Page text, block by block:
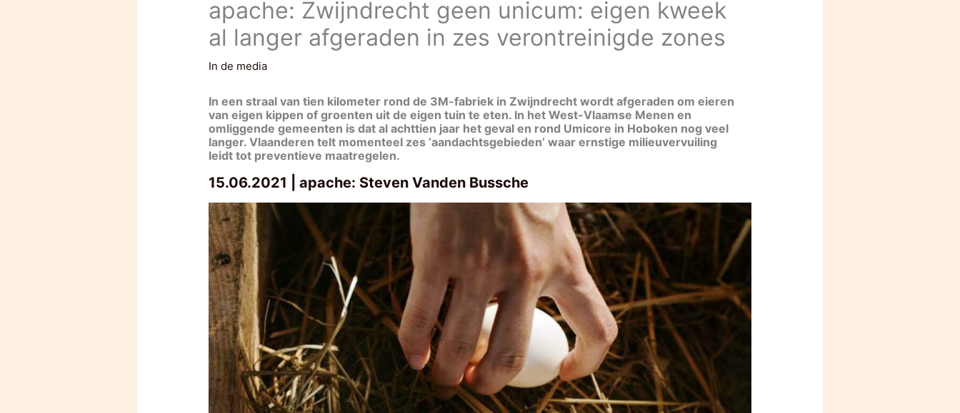
apache: Zwijndrecht geen unicum: eigen kweek
al langer afgeraden in zes verontreinigde zones
In de media
In een straal van tien kilometer rond de 3M-fabriek in Zwijndrecht wordt afgeraden om eieren
van eigen kippen of groenten uit de eigen tuin te eten. In het West-Vlaamse Menen en
omliggende gemeenten is dat al achttien jaar het geval en rond Umicore in Hoboken nog veel
langer. Vlaanderen telt momenteel zes ‘aandachtsgebieden’ waar ernstige milieuvervuiling
leidt tot preventieve maatregelen.
15.06.2021 | apache: Steven Vanden Bussche